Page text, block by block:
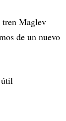
tren Maglev
de un nuevo
útil